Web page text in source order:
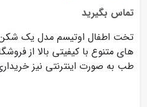
تماس بگیرید
های متنوع با کیفیتی بالا از
طب به صورت اینترنتی نیز